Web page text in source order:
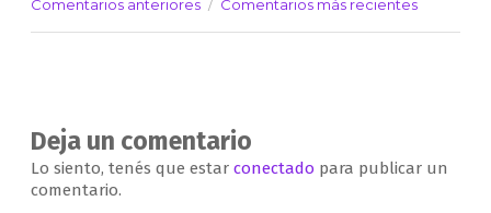
Navegación
Comentarios anteriores Comentarios más recientes
Deja un comentario
Lo siento, tenés que estar conectado para publicar un
comentario.